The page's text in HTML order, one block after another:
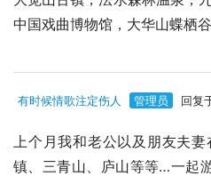
中国戏曲博物馆，大华山蝶栖
有时候情歌注定伤人 管理员 回复
上个月我和老公以及朋友夫
镇、三青山、庐山等等…一起